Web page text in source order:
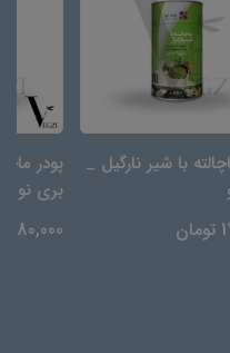
با شیر نارگیل _
پودر
بری نو
180,000 تومان